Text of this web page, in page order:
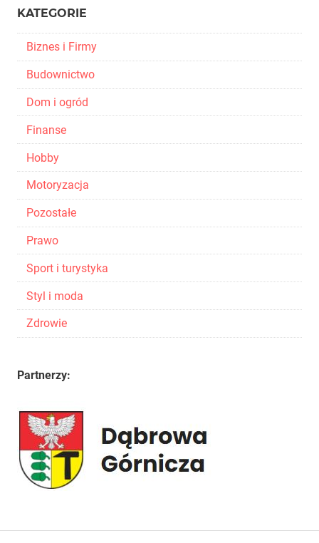
KATEGORIE
Biznes i Firmy
Budownictwo
Dom i ogród
Finanse
Hobby
Motoryzacja
Pozostałe
Prawo
Sport i turystyka
Styl i moda
Zdrowie
Partnerzy: